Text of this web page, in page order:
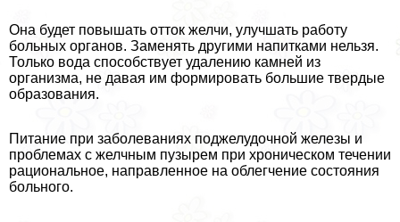
Она будет повышать отток желчи, улучшать работу
больных органов. Заменять другими напитками нельзя.
Только вода способствует удалению камней из
организма, не давая им формировать большие твердые
образования.
Питание при заболеваниях поджелудочной железы и
проблемах с желчным пузырем при хроническом течении
рациональное, направленное на облегчение состояния
больного.